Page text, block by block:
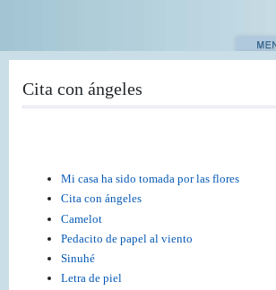
contenido
Cita con ángeles
Mi casa ha sido tomada por las flores
Cita con ángeles
Camelot
Pedacito de papel al viento
Sinuhé
Letra de piel